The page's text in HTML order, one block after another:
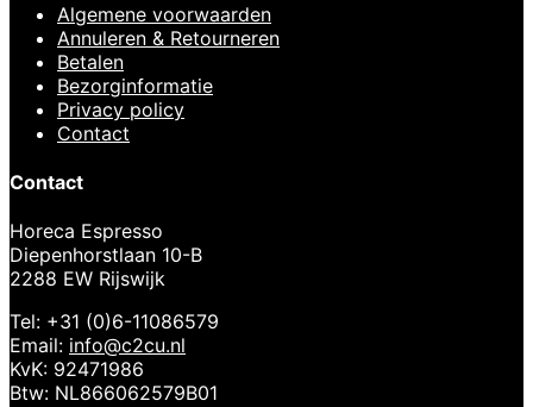
Algemene voorwaarden
Annuleren & Retourneren
Betalen
Bezorginformatie
Privacy policy
Contact
Contact
Horeca Espresso
Diepenhorstlaan 10-B
2288 EW Rijswijk
Tel: +31 (0)6-11086579
Email: info@c2cu.nl
KvK: 92471986
Btw: NL866062579B01